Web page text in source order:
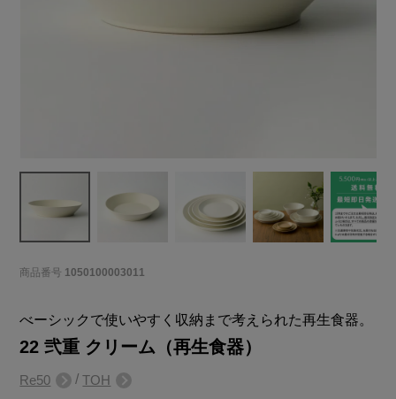
商品番号 1050100003011
べーシックで使いやすく収納まで考えられた再生食器。
22 弐重 クリーム（再生食器）
Re50 /TOH